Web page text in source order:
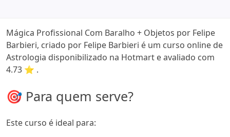
Mágica Profissional Com Baralho + Objetos por Felipe
Barbieri, criado por Felipe Barbieri é um curso online de
Astrologia disponibilizado na Hotmart e avaliado com
4.73 ⭐ .
🎯 Para quem serve?
Este curso é ideal para: